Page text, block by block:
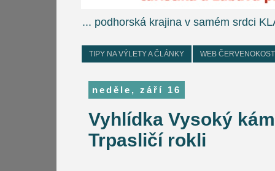
... podhorská krajina v samém srdci
TIPY NA VÝLETY A ČLÁNKY WEB
neděle, září 16
Vyhlídka Vysoký
Trpasličí rokli